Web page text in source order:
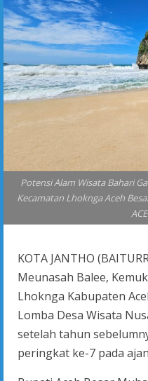
Potensi Alam Wisata Bahari
Kecamatan Lhoknga Aceh
KOTA JANTHO
Meunasah Balee,
Lhoknga Kabupaten
Lomba Desa Wisata
setelah tahun
peringkat ke-7 pada